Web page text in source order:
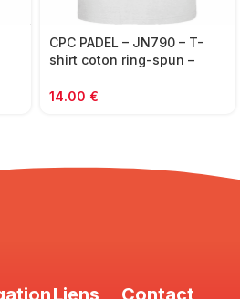
CPC PADEL – JN790 – T-
shirt coton ring-spun –
14.00 €
Liens Contact